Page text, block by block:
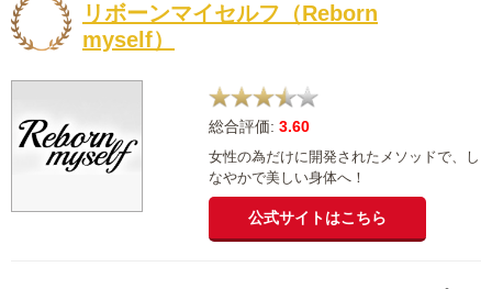
リボーンマイセルフ（Reborn
myself）
総合評価: 3.60
女性の為だけに開発されたメソッドで、し
なやかで美しい身体へ！
公式サイトはこちら